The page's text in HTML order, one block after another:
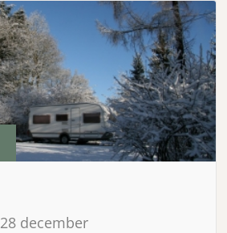
28 december